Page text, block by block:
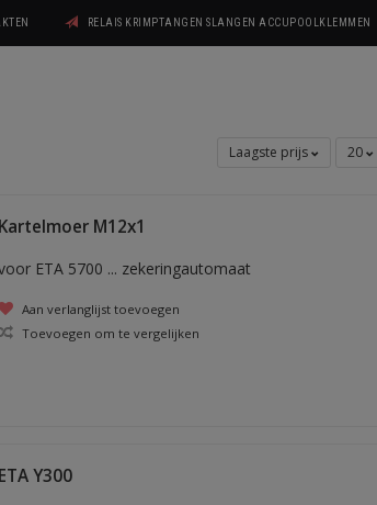
RELAIS KRIMPTANGEN SLANGEN ACCUPOOLKLEMMEN
Laagste prijs 20
Kartelmoer M12x1
ETA 5700 ... zekeringautomaat
Aan verlanglijst toevoegen
Toevoegen om te vergelijken
ETA Y300